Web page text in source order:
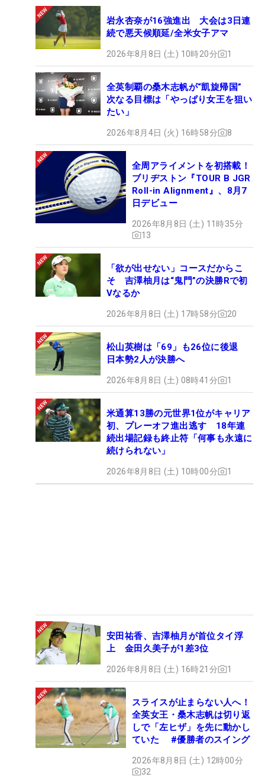
岩永杏奈が16強進出 大会は3日連
続で悪天候順延/全米女子アマ
2026年8月8日 (土) 10時20分 1
全英制覇の桑木志帆が“凱旋帰国”
次なる目標は「やっぱり女王を狙い
たい」
2026年8月4日 (火) 16時58分 8
全周アライメントを初搭載！
ブリヂストン『TOUR B JGR
Roll-in Alignment』、8月7
日デビュー
2026年8月8日 (土) 11時35分
13
「欲が出せない」コースだからこ
そ 吉澤柚月は“鬼門”の決勝Rで初
Vなるか
2026年8月8日 (土) 17時58分 20
松山英樹は「69」も26位に後退
日本勢2人が決勝へ
2026年8月8日 (土) 08時41分 1
米通算13勝の元世界1位がキャリア
初、プレーオフ進出逃す 18年連
続出場記録も終止符「何事も永遠に
続けられない」
2026年8月8日 (土) 10時00分 1
安田祐香、吉澤柚月が首位タイ浮
上 金田久美子が1差3位
2026年8月8日 (土) 16時21分 1
スライスが止まらない人へ！
全英女王・桑木志帆は切り返
しで「左ヒザ」を先に動かし
ていた #優勝者のスイング
2026年8月8日 (土) 12時00分
32